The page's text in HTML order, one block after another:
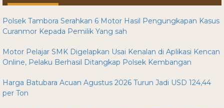
Polsek Tambora Serahkan 6 Motor Hasil Pengungkapan Kasus
Curanmor Kepada Pemilik Yang sah
Motor Pelajar SMK Digelapkan Usai Kenalan di Aplikasi Kencan
Online, Pelaku Berhasil Ditangkap Polsek Kembangan
Harga Batubara Acuan Agustus 2026 Turun Jadi USD 124,44
per Ton